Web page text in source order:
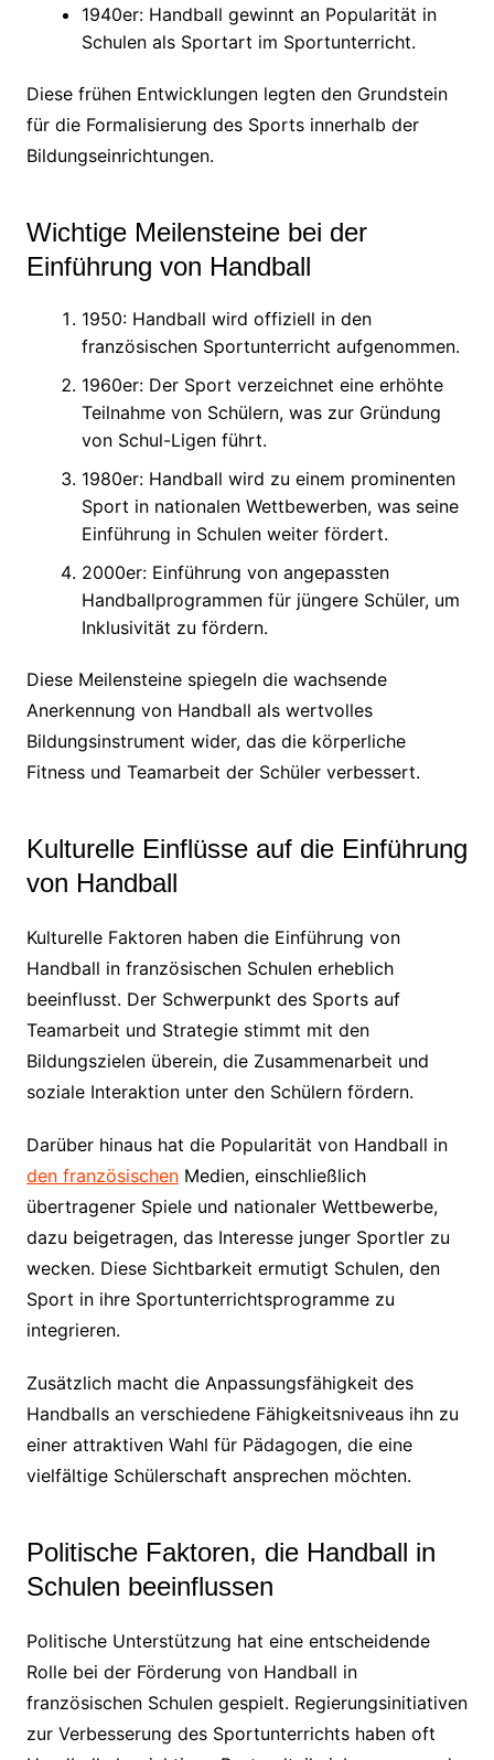
1940er: Handball gewinnt an Popularität in
Schulen als Sportart im Sportunterricht.
Diese frühen Entwicklungen legten den Grundstein
für die Formalisierung des Sports innerhalb der
Bildungseinrichtungen.
Wichtige Meilensteine bei der
Einführung von Handball
1950: Handball wird offiziell in den
französischen Sportunterricht aufgenommen.
1960er: Der Sport verzeichnet eine erhöhte
Teilnahme von Schülern, was zur Gründung
von Schul-Ligen führt.
1980er: Handball wird zu einem prominenten
Sport in nationalen Wettbewerben, was seine
Einführung in Schulen weiter fördert.
2000er: Einführung von angepassten
Handballprogrammen für jüngere Schüler, um
Inklusivität zu fördern.
Diese Meilensteine spiegeln die wachsende
Anerkennung von Handball als wertvolles
Bildungsinstrument wider, das die körperliche
Fitness und Teamarbeit der Schüler verbessert.
Kulturelle Einflüsse auf die Einführung
von Handball
Kulturelle Faktoren haben die Einführung von
Handball in französischen Schulen erheblich
beeinflusst. Der Schwerpunkt des Sports auf
Teamarbeit und Strategie stimmt mit den
Bildungszielen überein, die Zusammenarbeit und
soziale Interaktion unter den Schülern fördern.
Darüber hinaus hat die Popularität von Handball in
den französischenMedien, einschließlich
übertragener Spiele und nationaler Wettbewerbe,
dazu beigetragen, das Interesse junger Sportler zu
wecken. Diese Sichtbarkeit ermutigt Schulen, den
Sport in ihre Sportunterrichtsprogramme zu
integrieren.
Zusätzlich macht die Anpassungsfähigkeit des
Handballs an verschiedene Fähigkeitsniveaus ihn zu
einer attraktiven Wahl für Pädagogen, die eine
vielfältige Schülerschaft ansprechen möchten.
Politische Faktoren, die Handball in
Schulen beeinflussen
Politische Unterstützung hat eine entscheidende
Rolle bei der Förderung von Handball in
französischen Schulen gespielt. Regierungsinitiativen
zur Verbesserung des Sportunterrichts haben oft